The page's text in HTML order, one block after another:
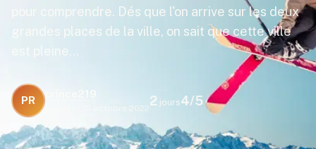
pour comprendre. Dés que l'on arrive sur les deux
grandes places de la ville, on sait que cette ville
est pleine…
PR
15 octobre 2022
2 jours4/5